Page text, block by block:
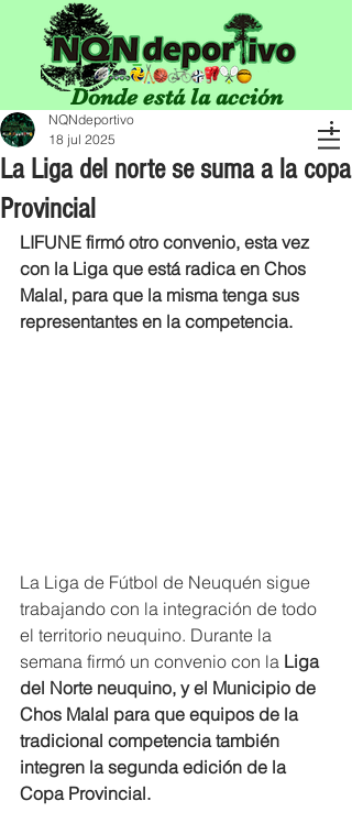
Donde está la acción
La Liga del norte se suma a la copa
Provincial
NQNdeportivo
18 jul 2025
LIFUNE firmó otro convenio, esta vez
con la Liga que está radica en Chos
Malal, para que la misma tenga sus
representantes en la competencia.
La Liga de Fútbol de Neuquén sigue
trabajando con la integración de todo
el territorio neuquino. Durante la
semana firmó un convenio con la Liga
del Norte neuquino, y el Municipio de
Chos Malal para que equipos de la
tradicional competencia también
integren la segunda edición de la
Copa Provincial.